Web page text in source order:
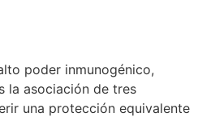
poder inmunogénico,
la asociación de tres
una protección equivalente